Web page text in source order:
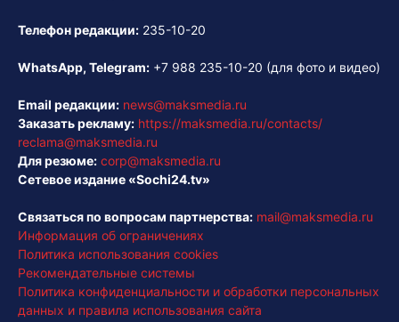
Телефон редакции: 235-10-20
WhatsApp, Telegram: +7 988 235-10-20 (для фото и видео)
Email редакции: news@maksmedia.ru
Заказать рекламу: https://maksmedia.ru/contacts/
reclama@maksmedia.ru
Для резюме: corp@maksmedia.ru
Сетевое издание «Sochi24.tv»
Связаться по вопросам партнерства: mail@maksmedia.ru
Информация об ограничениях
Политика использования cookies
Рекомендательные системы
Политика конфиденциальности и обработки персональных
данных и правила использования сайта